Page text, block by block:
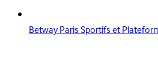
Betway Paris Sportifs et